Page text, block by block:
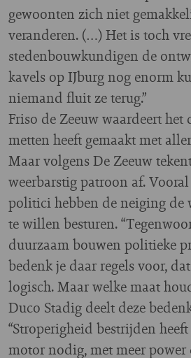
gewoonten zich niet
veranderen. (…) Het is toch
stedenbouwkundigen de
kavels op IJburg nog enorm
niemand fluit ze terug.”
Friso de Zeeuw waardeert het
metten heeft gemaakt met
Maar volgens De Zeeuw
weerbarstig patroon af.
politici hebben de neiging de
te willen besturen.
duurzaam bouwen politieke
bedenk je daar regels voor,
logisch. Maar welke maat
Duco Stadig deelt deze
“Stroperigheid bestrijden
motor nodig, met meer